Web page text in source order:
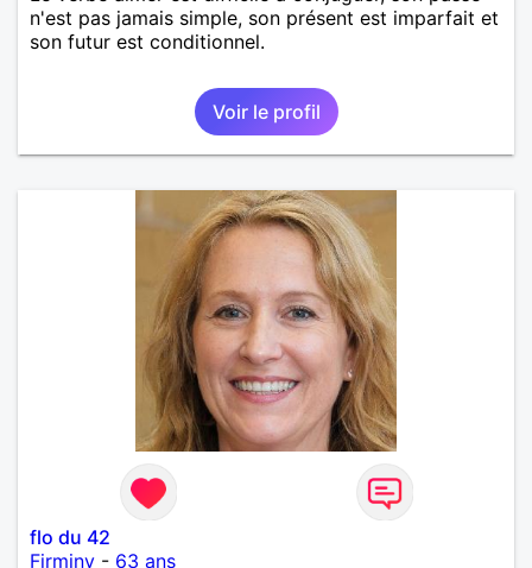
n'est pas jamais simple, son présent est imparfait et
son futur est conditionnel.
Voir le profil
flo du 42
Firminy - 63 ans